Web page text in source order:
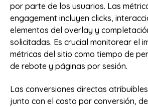
por parte de los usuarios. Las
engagement incluyen clicks,
elementos del overlay y
solicitadas. Es crucial monitorear el
métricas del sitio como tiempo de
de rebote y páginas por sesión.
Las conversiones directas
junto con el costo por conversión,